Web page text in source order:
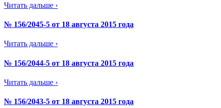
Читать дальше ›
№ 156/2045-5 от 18 августа 2015 года
Читать дальше ›
№ 156/2044-5 от 18 августа 2015 года
Читать дальше ›
№ 156/2043-5 от 18 августа 2015 года